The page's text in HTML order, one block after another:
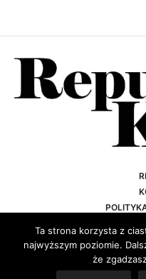
Ta strona korzysta z
najwyższym poziomie.
że